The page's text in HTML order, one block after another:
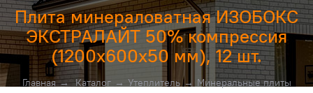
Плита минераловатная ИЗОБОКС
ЭКСТРАЛАЙТ 50% компрессия
(1200х600х50 мм), 12 шт.
Главная → Каталог → Утеплитель → Минеральные плиты